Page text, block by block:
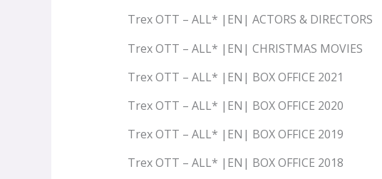
Trex OTT – ALL* |EN| ACTORS & DIRECTORS
Trex OTT – ALL* |EN| CHRISTMAS MOVIES
Trex OTT – ALL* |EN| BOX OFFICE 2021
Trex OTT – ALL* |EN| BOX OFFICE 2020
Trex OTT – ALL* |EN| BOX OFFICE 2019
Trex OTT – ALL* |EN| BOX OFFICE 2018